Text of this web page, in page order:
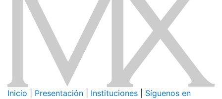
Inicio Presentación Instituciones
Síguenos en